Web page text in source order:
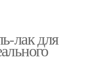
лак для